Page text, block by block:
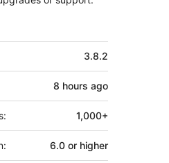
3.8.2
8 hours ago
1,000+
6.0 or higher